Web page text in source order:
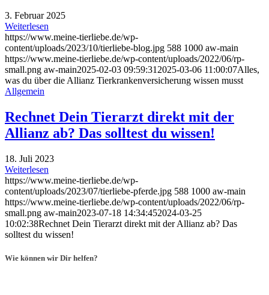
3. Februar 2025
Weiterlesen
https://www.meine-tierliebe.de/wp-
content/uploads/2023/10/tierliebe-blog.jpg 588 1000 aw-main
https://www.meine-tierliebe.de/wp-content/uploads/2022/06/rp-
small.png aw-main2025-02-03 09:59:312025-03-06 11:00:07Alles,
was du über die Allianz Tierkrankenversicherung wissen musst
Allgemein
Rechnet Dein Tierarzt direkt mit der
Allianz ab? Das solltest du wissen!
18. Juli 2023
Weiterlesen
https://www.meine-tierliebe.de/wp-
content/uploads/2023/07/tierliebe-pferde.jpg 588 1000 aw-main
https://www.meine-tierliebe.de/wp-content/uploads/2022/06/rp-
small.png aw-main2023-07-18 14:34:452024-03-25
10:02:38Rechnet Dein Tierarzt direkt mit der Allianz ab? Das
solltest du wissen!
Wie können wir Dir helfen?